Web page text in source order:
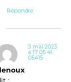
Répondre
3 mai 2023
à 17 05 41
05415